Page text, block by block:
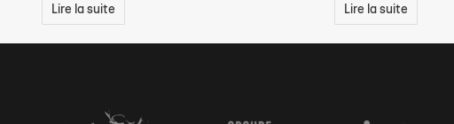
Lire la suite Lire la suite